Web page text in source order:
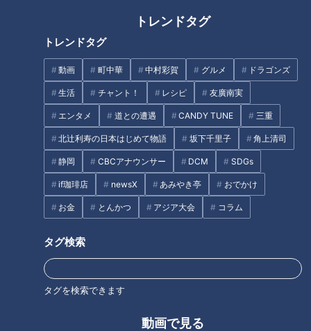
トレンドタグ
トレンドタグ
動画 町中華 中村彩賀 グルメ ドラゴンズ
生活 チャント！ レシピ 友廣南実
エンタメ 道との遭遇 CANDY TUNE 三重
北辻利寿の日本はじめて物語 坂下千里子 角上清司
静岡 CBCアナウンサー DCM SDGs
if珈琲店 newsX あみやき亭 おでかけ
お金 とんかつ アジア大会 コラム
タグ検索
タグを検索できます
動画で見る
ブロック！真下からは町田サポの鳴りやまない応援、通路を挟
ん。自分がいたブロックは大半がグランパスサポなのに得点シ
ーン以外は静かな席でした」（Aさん）
Aさんは失点してすぐ取り返したことなどをを評価しつつ、ボ
ールを追いかけるべきところや相手のゴールで足が止まるシー
ンは課題だと指摘。この意見には城所も同意。
城所「本当にね、失点してすぐ取り返すって本当に大切なの。
良くできたと思う、でも得点された時は切り替えが難しいか
ら、この辺りはしっかりして行ってほしいと思いますね」
ここ最近、FC町田ゼルビアに敗れることが多かったグランパ
スですが、第1戦はサポーターも納得のいく結果だったようで